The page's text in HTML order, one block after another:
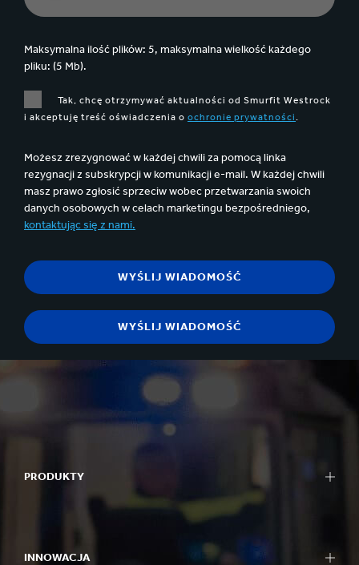
Maksymalna ilość plików: 5, maksymalna wielkość każdego
pliku: (5 Mb).
Tak, chcę otrzymywać aktualności od Smurfit Westrock
i akceptuję treść oświadczenia o ochronie prywatności
Możesz zrezygnować w każdej chwili za pomocą linka
rezygnacji z subskrypcji w komunikacji e-mail. W każdej chwili
masz prawo zgłosić sprzeciw wobec przetwarzania swoich
danych osobowych w celach marketingu bezpośredniego,
kontaktując się z nami.
PRODUKTY
INNOWACJA